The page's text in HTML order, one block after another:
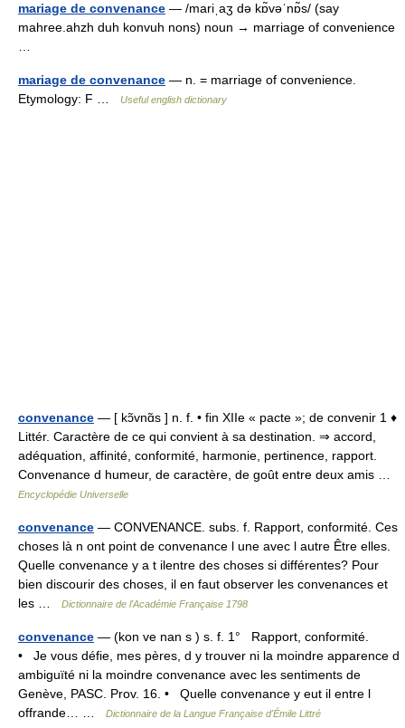
mariage de convenance — /mariˌaʒ də kɒ̃vəˈnɒ̃s/ (say
mahree.ahzh duh konvuh nons) noun → marriage of convenience
mariage de convenance — n. = marriage of convenience.
Etymology: F …
Useful english dictionary
convenance — [ kɔ̃vnɑ̃s ] n. f. • fin XIIe « pacte »; de convenir 1 ♦
Littér. Caractère de ce qui convient à sa destination. ⇒ accord,
adéquation, affinité, conformité, harmonie, pertinence, rapport.
Convenance d humeur, de caractère, de goût entre deux amis …
Encyclopédie Universelle
convenance — CONVENANCE. subs. f. Rapport, conformité. Ces
choses là n ont point de convenance l une avec l autre Être elles.
Quelle convenance y a t ilentre des choses si différentes? Pour
bien discourir des choses, il en faut observer les convenances et
les …
Dictionnaire de l'Académie Française 1798
convenance — (kon ve nan s ) s. f. 1° Rapport, conformité.
• Je vous défie, mes pères, d y trouver ni la moindre apparence d
ambiguïté ni la moindre convenance avec les sentiments de
Genève, PASC. Prov. 16. • Quelle convenance y eut il entre l
offrande… …
Dictionnaire de la Langue Française d'Émile Littré